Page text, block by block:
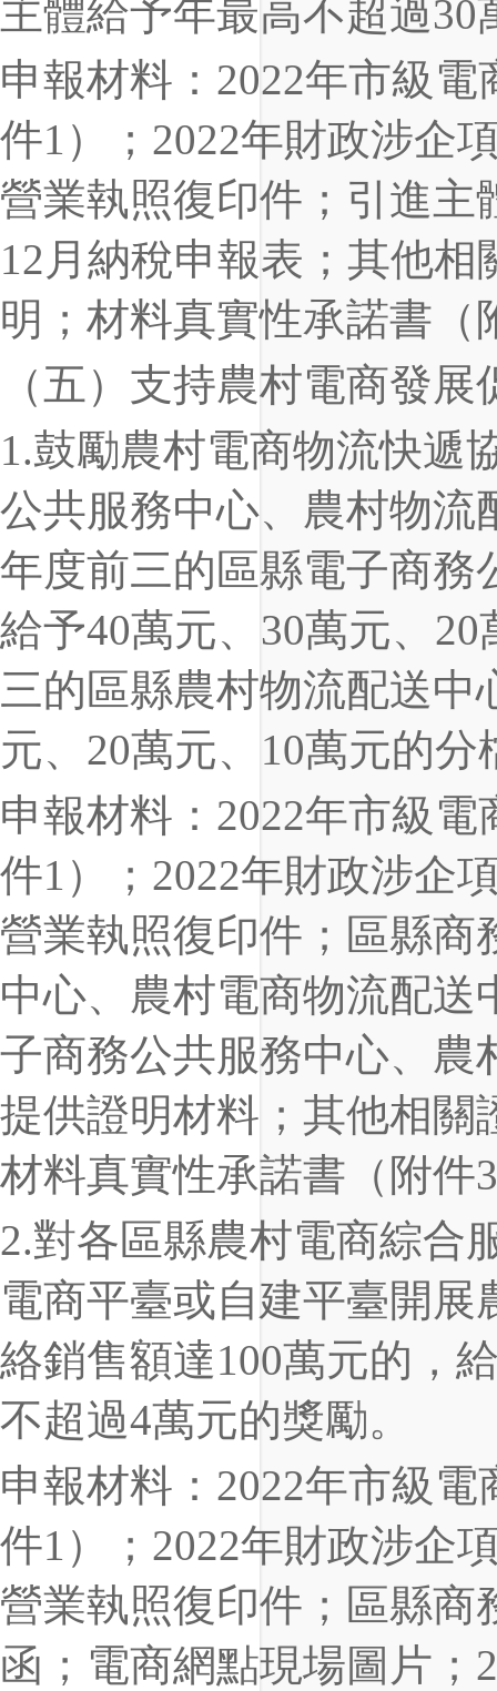
主體給予年最高不超過30
申報材料：2022年市級
件1）；2022年財政涉企
營業執照復印件；引進主
12月納稅申報表；其他
明；材料真實性承諾書（
（五）支持農村電商發
1.鼓勵農村電商物流快遞
公共服務中心、農村物流
年度前三的區縣電子商務
給予40萬元、30萬元、
三的區縣農村物流配送中
元、20萬元、10萬元的分
申報材料：2022年市級
件1）；2022年財政涉企
營業執照復印件；區縣商
中心、農村電商物流配
子商務公共服務中心、農
提供證明材料；其他相關
材料真實性承諾書（附件
2.對各區縣農村電商綜合
電商平臺或自建平臺開展
絡銷售額達100萬元的，
不超過4萬元的獎勵。
申報材料：2022年市級
件1）；2022年財政涉企
營業執照復印件；區縣商
函；電商網點現場圖片；